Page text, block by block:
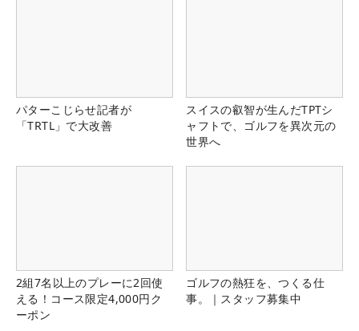
パターこじらせ記者が
「TRTL」で大改善
スイスの叡智が生んだTPTシ
ャフトで、ゴルフを異次元の
世界へ
2組7名以上のプレーに2回使
える！コース限定4,000円ク
ーポン
ゴルフの熱狂を、つくる仕
事。｜スタッフ募集中